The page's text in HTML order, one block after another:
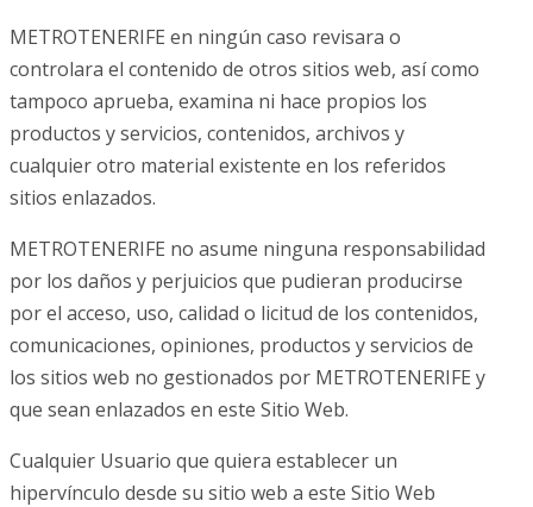
METROTENERIFE en ningún caso revisara o
controlara el contenido de otros sitios web, así como
tampoco aprueba, examina ni hace propios los
productos y servicios, contenidos, archivos y
cualquier otro material existente en los referidos
sitios enlazados.
METROTENERIFE no asume ninguna responsabilidad
por los daños y perjuicios que pudieran producirse
por el acceso, uso, calidad o licitud de los contenidos,
comunicaciones, opiniones, productos y servicios de
los sitios web no gestionados por METROTENERIFE y
que sean enlazados en este Sitio Web.
Cualquier Usuario que quiera establecer un
hipervínculo desde su sitio web a este Sitio Web